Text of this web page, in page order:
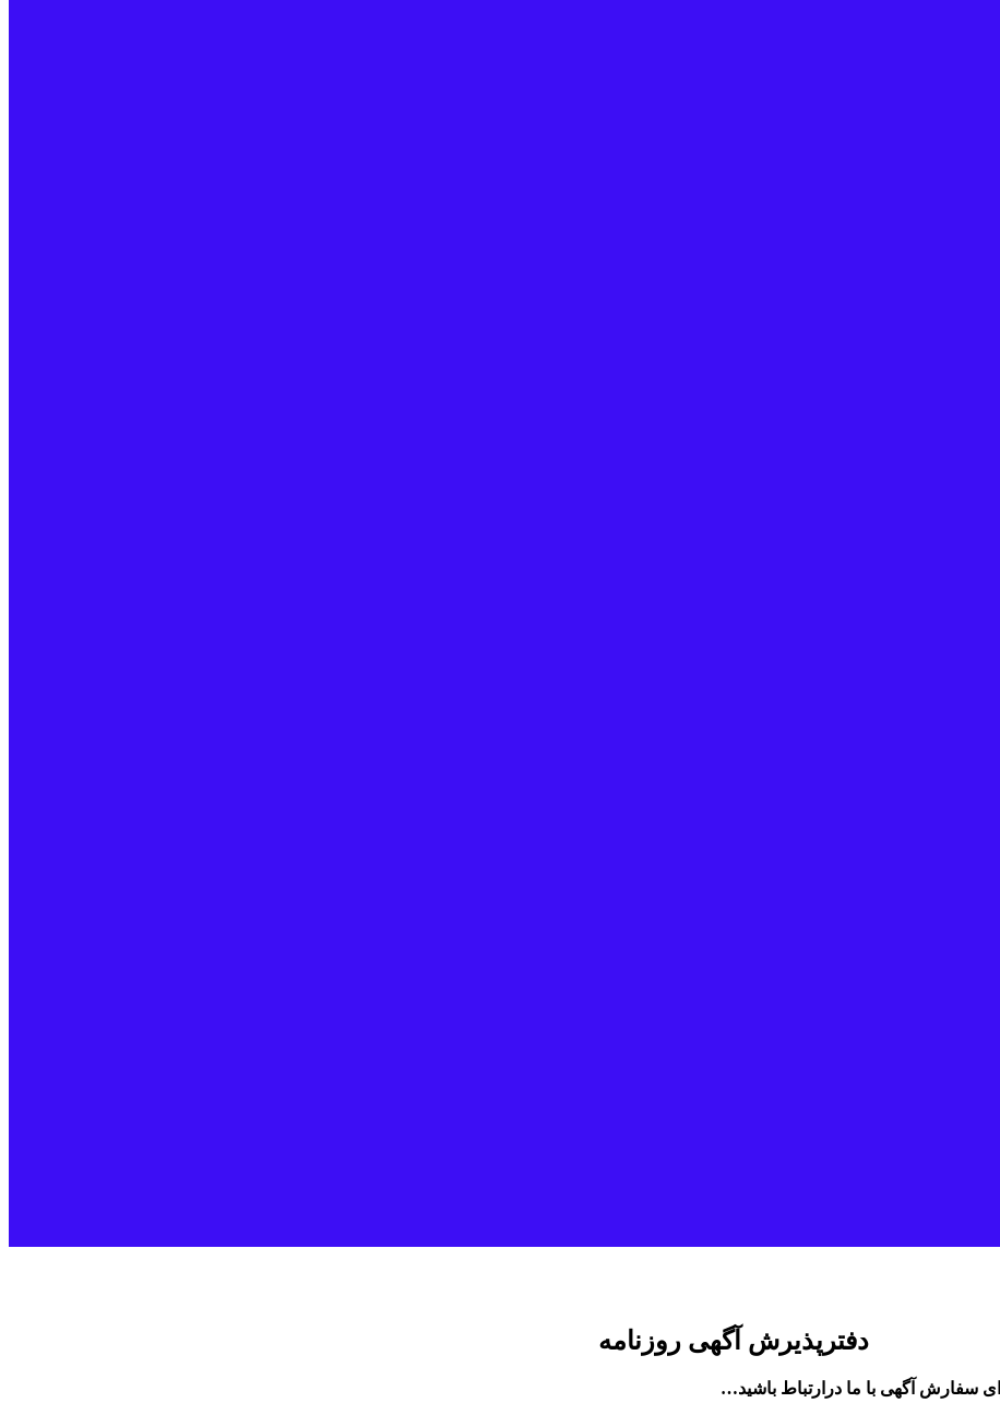
دفترپذیرش آگهی روزنامه